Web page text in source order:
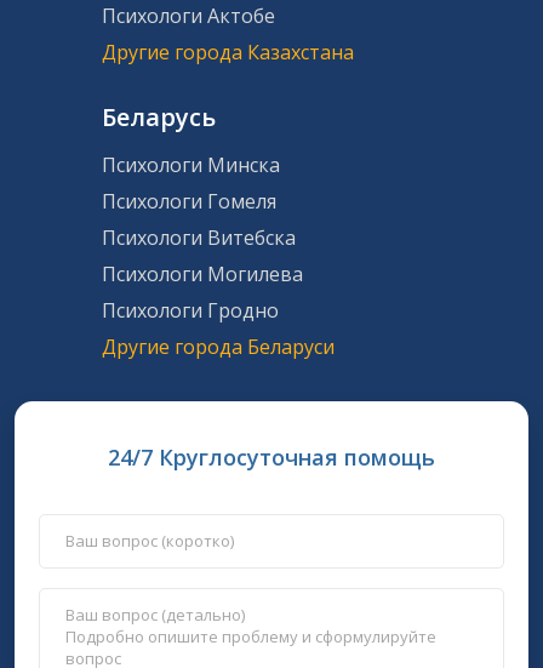
Психологи Актобе
Другие города Казахстана
Беларусь
Психологи Минска
Психологи Гомеля
Психологи Витебска
Психологи Могилева
Психологи Гродно
Другие города Беларуси
24/7 Круглосуточная помощь